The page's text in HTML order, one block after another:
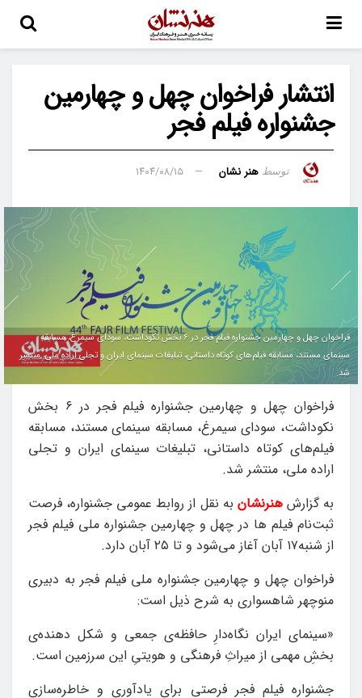
انتشار فراخوان چهل و چهارمین
جشنواره فیلم فجر
توسط هنر نشان ۱۴۰۴/۰۸/۱۵
فراخوان چهل و چهارمین جشنواره فیلم فجر در ۶ بخش نکوداشت، سودای سیمرغ، مسابقه
سینمای مستند، مسابقه فیلم‌های کوتاه داستانی، تبلیغات سینمای ایران و تجلی اراده ملی، منتشر
شد.
فراخوان چهل و چهارمین جشنواره فیلم فجر در ۶ بخش
نکوداشت، سودای سیمرغ، مسابقه سینمای مستند، مسابقه
فیلم‌های کوتاه داستانی، تبلیغات سینمای ایران و تجلی
اراده ملی، منتشر شد.
به گزارشهنرنشان به نقل از روابط عمومی جشنواره، فرصت
ثبت‌نام فیلم ها در چهل و چهارمین جشنواره ملی فیلم فجر
از شنبه۱۷ آبان آغاز می‌شود و تا ۲۵ آبان دارد.
فراخوان چهل و چهارمین جشنواره‌ ملی فیلم فجر به دبیری
منوچهر شاهسواری به شرح ذیل است:
«سینمای ایران نگاه‌دارِ حافظه‌ی جمعی و شکل دهنده‌ی
بخشِ مهمی از میراثِ فرهنگی و هویتیِ این سرزمین است.
جشنواره فیلم فجر فرصتی برای یادآوری و خاطره‌سازی